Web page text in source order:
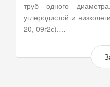
труб одного
углеродистой и
20, 09г2с).…